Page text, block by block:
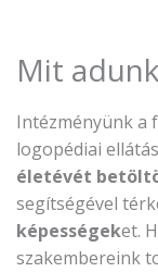
Mit
Intézményünk a
logopédiai
életévét
segítségével
képességeket.
szakembereink